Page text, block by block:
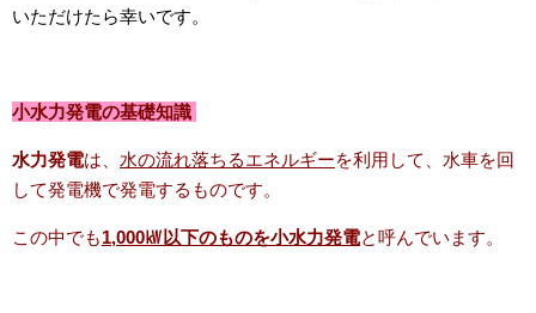
いただけたら幸いです。
小水力発電の基礎知識
水力発電は、 水の流れ落ちるエネルギーを利用して、水車を回
して発電機で発電するものです。
この中でも1,000㎾以下のものを小水力発電と呼んでいます。